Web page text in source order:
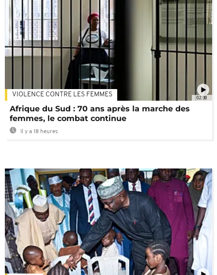
02:30
VIOLENCE CONTRE LES FEMMES
Afrique du Sud : 70 ans après la marche des
femmes, le combat continue
Il y a 18 heures